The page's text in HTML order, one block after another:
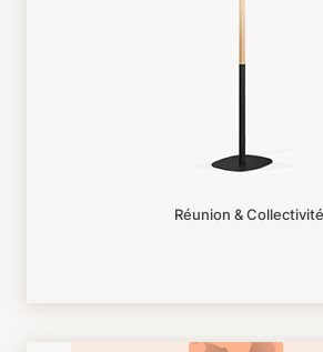
Réunion & Collectivité